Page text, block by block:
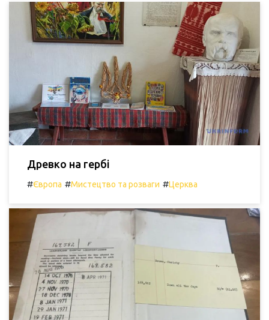
Древко на гербі
#Європа #Мистецтво та розваги #Церква